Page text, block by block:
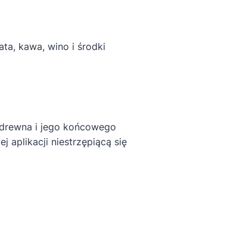
kawa, wino i środki
i jego końcowego
aplikacji niestrzępiącą się